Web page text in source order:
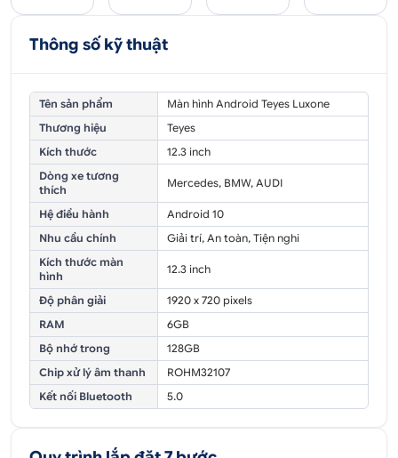
Thông số kỹ thuật
Tên sản phẩm
Màn hình Android Teyes Luxone
Thương hiệu
Teyes
Kích thước
12.3 inch
Dòng xe tương
thích
Mercedes, BMW, AUDI
Hệ điều hành
Android 10
Nhu cầu chính
Giải trí, An toàn, Tiện nghi
Kích thước màn
hình
12.3 inch
Độ phân giải
1920 x 720 pixels
RAM
6GB
Bộ nhớ trong
128GB
Chip xử lý âm thanh
ROHM32107
Kết nối Bluetooth
5.0